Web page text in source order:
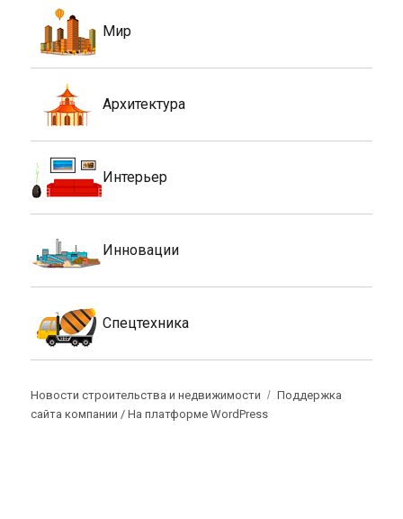
Мир
Архитектура
Интерьер
Инновации
Спецтехника
Новости строительства и недвижимости
Поддержка
сайта компании /На платформе WordPress